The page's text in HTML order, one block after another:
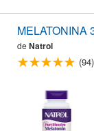
MELATONINA
de Natrol
(94)